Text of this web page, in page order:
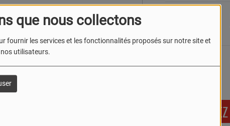
que nous collectons
fournir les services et les fonctionnalités proposés sur notre site et
utilisateurs.
PARTICIPEZ